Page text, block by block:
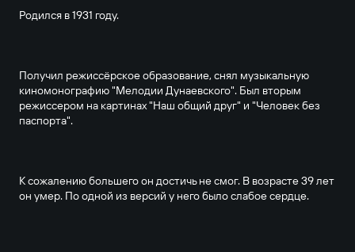
Родился в 1931 году.
Получил режиссёрское образование, снял музыкальную
киномонографию "Мелодии Дунаевского". Был вторым
режиссером на картинах "Наш общий друг" и "Человек без
паспорта".
К сожалению большего он достичь не смог. В возрасте 39 лет
он умер. По одной из версий у него было слабое сердце.